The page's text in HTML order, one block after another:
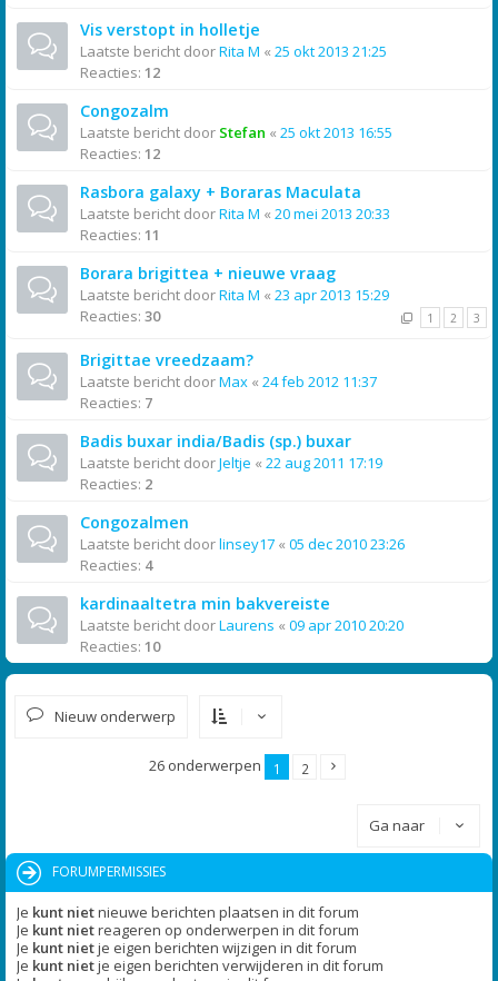
Vis verstopt in holletje
Laatste bericht doorRita M « 25 okt 2013 21:25
Reacties: 12
Congozalm
Laatste bericht door Stefan « 25 okt 2013 16:55
Reacties: 12
Rasbora galaxy + Boraras Maculata
Laatste bericht doorRita M « 20 mei 2013 20:33
Reacties: 11
Borara brigittea + nieuwe vraag
Laatste bericht doorRita M « 23 apr 2013 15:29
Reacties: 30 1 2 3
Brigittae vreedzaam?
Laatste bericht doorMax « 24 feb 2012 11:37
Reacties: 7
Badis buxar india/Badis (sp.) buxar
Laatste bericht doorJeltje « 22 aug 2011 17:19
Reacties: 2
Congozalmen
Laatste bericht doorlinsey17 « 05 dec 2010 23:26
Reacties: 4
kardinaaltetra min bakvereiste
Laatste bericht doorLaurens « 09 apr 2010 20:20
Reacties: 10
Nieuw onderwerp
26 onderwerpen 1 2
Ga naar
FORUMPERMISSIES
Je kunt nietnieuwe berichten plaatsen in dit forum
Je kunt nietreageren op onderwerpen in dit forum
Je kunt nietje eigen berichten wijzigen in dit forum
Je kunt nietje eigen berichten verwijderen in dit forum